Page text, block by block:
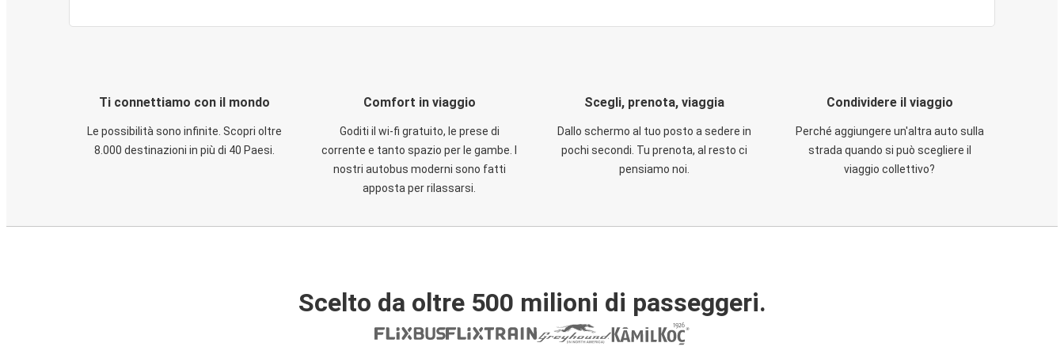
Ti connettiamo con il mondo
Le possibilità sono infinite. Scopri oltre
8.000 destinazioni in più di 40 Paesi.
Comfort in viaggio
Goditi il wi-fi gratuito, le prese di
corrente e tanto spazio per le gambe. I
nostri autobus moderni sono fatti
apposta per rilassarsi.
Scegli, prenota, viaggia
Dallo schermo al tuo posto a sedere in
pochi secondi. Tu prenota, al resto ci
pensiamo noi.
Condividere il viaggio
Perché aggiungere un'altra auto sulla
strada quando si può scegliere il
viaggio collettivo?
Scelto da oltre 500 milioni di passeggeri.